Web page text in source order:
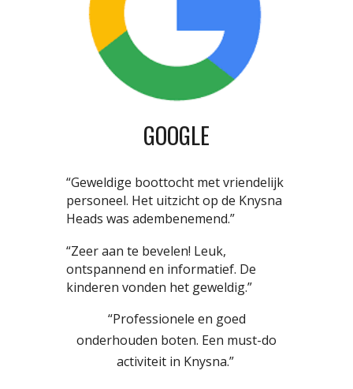
GOOGLE
“Geweldige boottocht met vriendelijk
personeel. Het uitzicht op de Knysna
Heads was adembenemend.”
“Zeer aan te bevelen! Leuk,
ontspannend en informatief. De
kinderen vonden het geweldig.”
“Professionele en goed
onderhouden boten. Een must-do
activiteit in Knysna.”